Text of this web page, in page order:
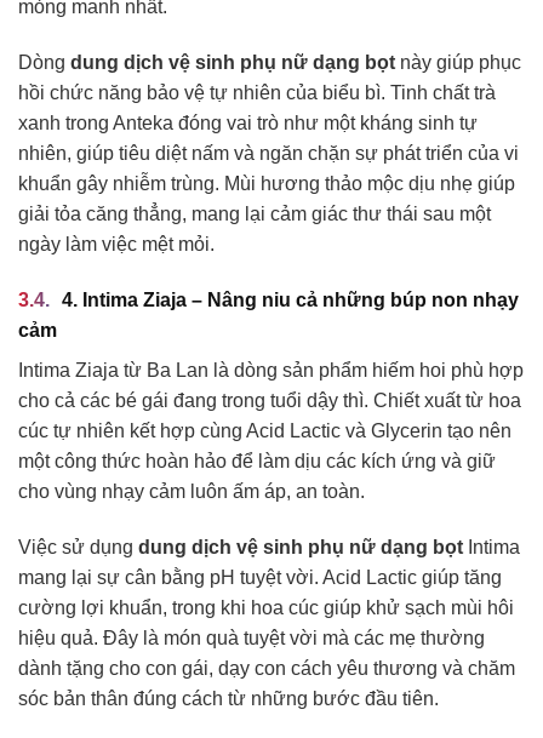
mỏng manh nhất.
Dòng dung dịch vệ sinh phụ nữ dạng bọt này giúp phục
hồi chức năng bảo vệ tự nhiên của biểu bì. Tinh chất trà
xanh trong Anteka đóng vai trò như một kháng sinh tự
nhiên, giúp tiêu diệt nấm và ngăn chặn sự phát triển của vi
khuẩn gây nhiễm trùng. Mùi hương thảo mộc dịu nhẹ giúp
giải tỏa căng thẳng, mang lại cảm giác thư thái sau một
ngày làm việc mệt mỏi.
4. Intima Ziaja – Nâng niu cả những búp non nhạy
cảm
Intima Ziaja từ Ba Lan là dòng sản phẩm hiếm hoi phù hợp
cho cả các bé gái đang trong tuổi dậy thì. Chiết xuất từ hoa
cúc tự nhiên kết hợp cùng Acid Lactic và Glycerin tạo nên
một công thức hoàn hảo để làm dịu các kích ứng và giữ
cho vùng nhạy cảm luôn ấm áp, an toàn.
Việc sử dụng dung dịch vệ sinh phụ nữ dạng bọt Intima
mang lại sự cân bằng pH tuyệt vời. Acid Lactic giúp tăng
cường lợi khuẩn, trong khi hoa cúc giúp khử sạch mùi hôi
hiệu quả. Đây là món quà tuyệt vời mà các mẹ thường
dành tặng cho con gái, dạy con cách yêu thương và chăm
sóc bản thân đúng cách từ những bước đầu tiên.